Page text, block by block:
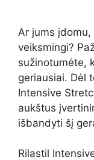
Ar jums
veiksmingi?
sužinotumėte,
geriausiai. Dėl
Intensive
aukštus
išbandyti šį
Rilastil